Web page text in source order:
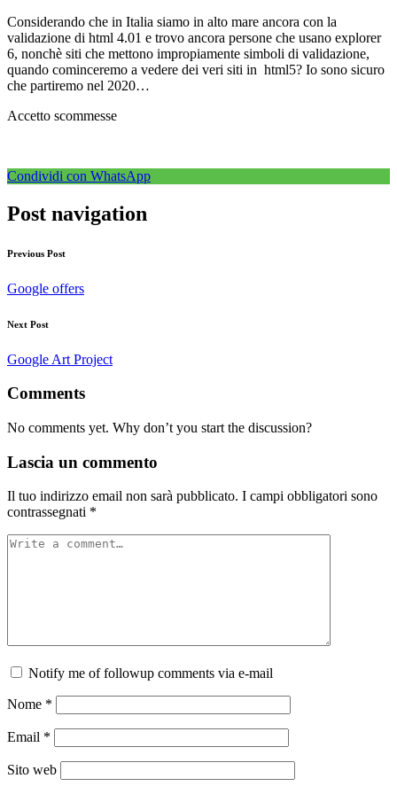
Considerando che in Italia siamo in alto mare ancora con la
validazione di html 4.01 e trovo ancora persone che usano explorer
6, nonchè siti che mettono impropiamente simboli di validazione,
quando cominceremo a vedere dei veri siti in html5? Io sono sicuro
che partiremo nel 2020…
Accetto scommesse
Condividi con WhatsApp
Post navigation
Previous Post
Google offers
Next Post
Google Art Project
Comments
No comments yet. Why don’t you start the discussion?
Lascia un commento
Il tuo indirizzo email non sarà pubblicato. I campi obbligatori sono
contrassegnati *
Notify me of followup comments via e-mail
Nome *
Email *
Sito web